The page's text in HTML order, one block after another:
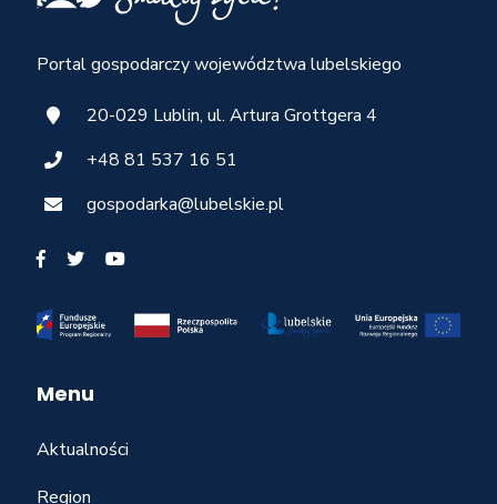
Portal gospodarczy województwa lubelskiego
20-029 Lublin, ul. Artura Grottgera 4
+48 81 537 16 51
gospodarka@lubelskie.pl
Menu
Aktualności
Region